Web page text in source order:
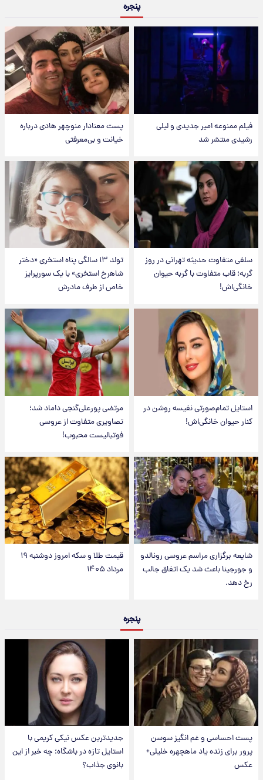
پنجره
فیلم ممنوعه امیر جدیدی و لیلی
رشیدی منتشر شد
پست معنادار منوچهر هادی درباره
خیانت و بی‌معرفتی
سلفی متفاوت حدیثه تهرانی در روز
گربه؛ قاب متفاوت با گربه حیوان
خانگی‌اش!
تولد ۱۳ سالگی پناه استخری «دختر
شاهرخ استخری» با یک سورپرایز
خاص از طرف مادرش
استایل تمام‌صورتی نفیسه روشن در
کنار حیوان خانگی‌اش!
مرتضی پورعلی‌گنجی داماد شد؛
تصاویری متفاوت از عروسی
فوتبالیست محبوب!
شایعه برگزاری مراسم عروسی رونالدو
و جورجینا باعث شد یک اتفاق جالب
رخ دهد.
قیمت طلا و سکه امروز دوشنبه ۱۹
مرداد ۱۴۰۵
پنجره
پست احساسی و غم انگیز سوسن
پرور برای زنده یاد ماهچهره خلیلی+
عکس
جدیدترین عکس نیکی کریمی با
استایل تازه در باشگاه؛ چه خبر از این
بانوی جذاب؟